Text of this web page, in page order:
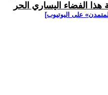
الفضاء اليساري الحر
على اليوتيوب]